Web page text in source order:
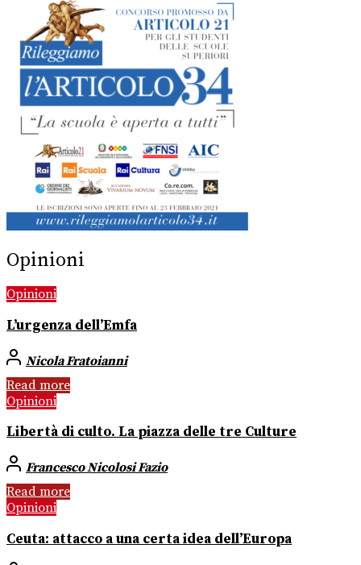
Opinioni
Opinioni
L’urgenza dell’Emfa
Nicola Fratoianni
Read more
Opinioni
Libertà di culto. La piazza delle tre Culture
Francesco Nicolosi Fazio
Read more
Opinioni
Ceuta: attacco a una certa idea dell’Europa